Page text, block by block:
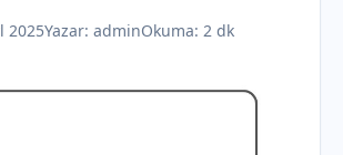
2025Yazar: adminOkuma: 2 dk